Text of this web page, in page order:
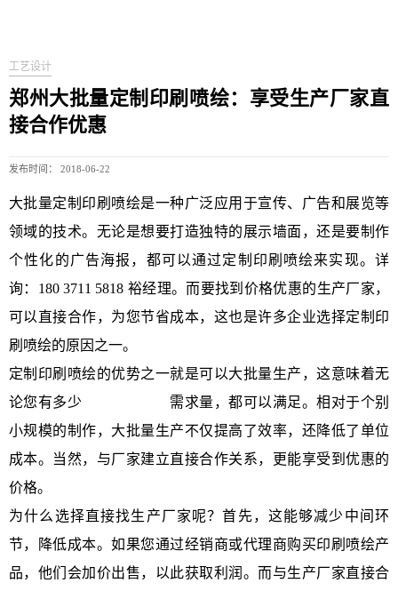
工艺设计
郑州大批量定制印刷喷绘：享受生产厂家直
接合作优惠
发布时间： 2018-06-22
大批量定制印刷喷绘是一种广泛应用于宣传、广告和展览等
领域的技术。无论是想要打造独特的展示墙面，还是要制作
个性化的广告海报，都可以通过定制印刷喷绘来实现。详
询：180 3711 5818 裕经理。而要找到价格优惠的生产厂家，
可以直接合作，为您节省成本，这也是许多企业选择定制印
刷喷绘的原因之一。
定制印刷喷绘的优势之一就是可以大批量生产，这意味着无
论您有多少
需求量，都可以满足。相对于个别
小规模的制作，大批量生产不仅提高了效率，还降低了单位
成本。当然，与厂家建立直接合作关系，更能享受到优惠的
价格。
为什么选择直接找生产厂家呢？首先，这能够减少中间环
节，降低成本。如果您通过经销商或代理商购买印刷喷绘产
品，他们会加价出售，以此获取利润。而与生产厂家直接合